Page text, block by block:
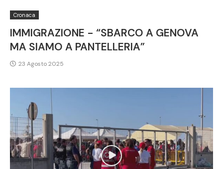
Cronaca
IMMIGRAZIONE - “SBARCO A GENOVA
MA SIAMO A PANTELLERIA”
23 Agosto 2025